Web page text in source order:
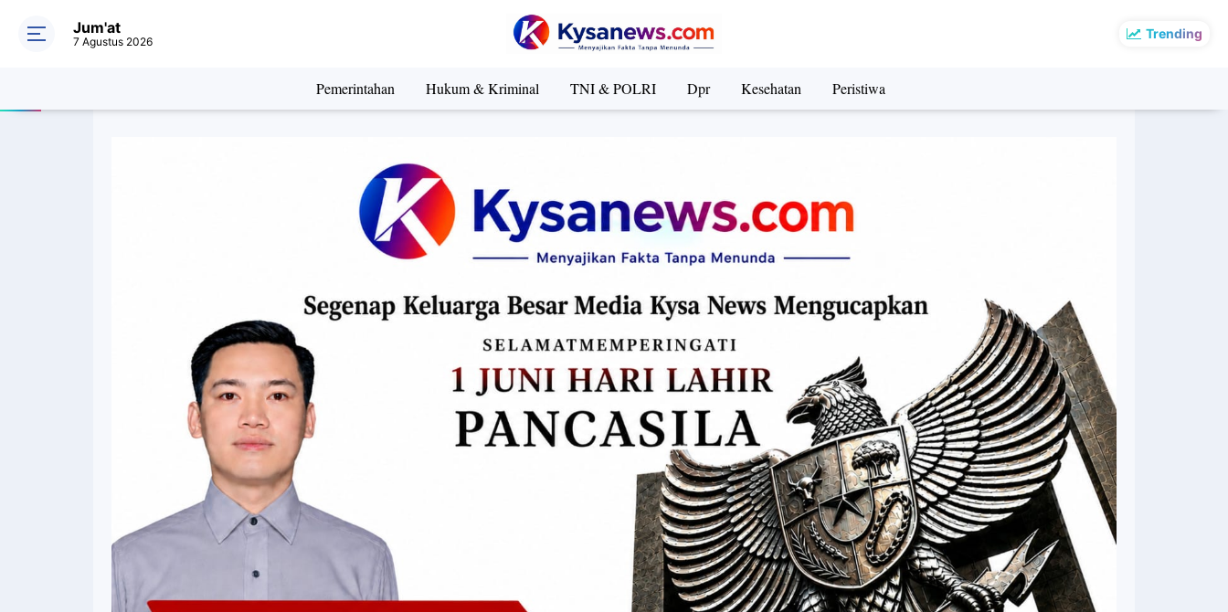
Trending
Jum'at
7 Agustus 2026
Pemerintahan Hukum & Kriminal TNI & POLRI Dpr Kesehatan Peristiwa